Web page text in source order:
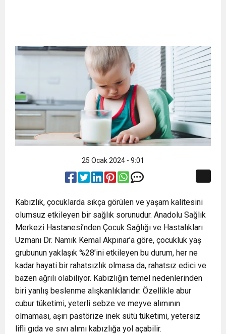
25 Ocak 2024 - 9:01
Kabızlık, çocuklarda sıkça görülen ve yaşam kalitesini
olumsuz etkileyen bir sağlık sorunudur. Anadolu Sağlık
Merkezi Hastanesi’nden Çocuk Sağlığı ve Hastalıkları
Uzmanı Dr. Namık Kemal Akpınar’a göre, çocukluk yaş
grubunun yaklaşık %28’ini etkileyen bu durum, her ne
kadar hayati bir rahatsızlık olmasa da, rahatsız edici ve
bazen ağrılı olabiliyor. Kabızlığın temel nedenlerinden
biri yanlış beslenme alışkanlıklarıdır. Özellikle abur
cubur tüketimi, yeterli sebze ve meyve alımının
olmaması, aşırı pastörize inek sütü tüketimi, yetersiz
lifli gıda ve sıvı alımı kabızlığa yol açabilir.